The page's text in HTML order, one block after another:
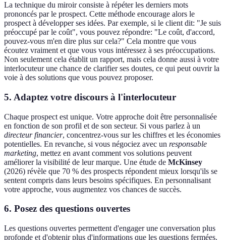
La technique du miroir consiste à répéter les derniers mots
prononcés par le prospect. Cette méthode encourage alors le
prospect à développer ses idées. Par exemple, si le client dit: "Je suis
préoccupé par le coût", vous pouvez répondre: "Le coût, d'accord,
pouvez-vous m'en dire plus sur cela?" Cela montre que vous
écoutez vraiment et que vous vous intéressez à ses préoccupations.
Non seulement cela établit un rapport, mais cela donne aussi à votre
interlocuteur une chance de clarifier ses doutes, ce qui peut ouvrir la
voie à des solutions que vous pouvez proposer.
5. Adaptez votre discours à l'interlocuteur
Chaque prospect est unique. Votre approche doit être personnalisée
en fonction de son profil et de son secteur. Si vous parlez à un
directeur financier, concentrez-vous sur les chiffres et les économies
potentielles. En revanche, si vous négociez avec un responsable
marketing, mettez en avant comment vos solutions peuvent
améliorer la visibilité de leur marque. Une étude de McKinsey
(2026) révèle que 70 % des prospects répondent mieux lorsqu'ils se
sentent compris dans leurs besoins spécifiques. En personnalisant
votre approche, vous augmentez vos chances de succès.
6. Posez des questions ouvertes
Les questions ouvertes permettent d'engager une conversation plus
profonde et d'obtenir plus d'informations que les questions fermées.